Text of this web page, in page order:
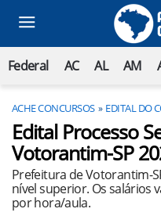
Federal AC AL AM
ACHE CONCURSOS EDITAL DO
Edital Processo
Votorantim-SP
Prefeitura de Votorantim-
nível superior. Os salários
por hora/aula.